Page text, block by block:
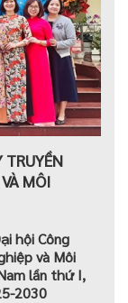
TRUYỀN
MÔI
hội Công
và Môi
lần thứ I,
2030